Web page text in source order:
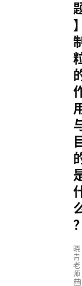
晓
青
老
师